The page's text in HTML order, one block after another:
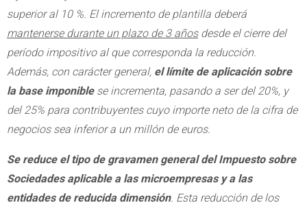
superior al 10 %. El incremento de plantilla deberá
mantenerse durante un plazo de 3 añosdesde el cierre del
período impositivo al que corresponda la reducción.
Además, con carácter general, el límite de aplicación sobre
la base imponiblese incrementa, pasando a ser del 20%, y
del 25% para contribuyentes cuyo importe neto de la cifra de
negocios sea inferior a un millón de euros.
Se reduce el tipo de gravamen general del Impuesto sobre
Sociedades aplicable a las microempresas y a las
entidades de reducida dimensión. Esta reducción de los